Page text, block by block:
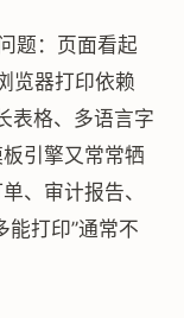
题：页面看起
览器打印依赖
表格、多语言字
引擎又常常牺
、审计报告、
能打印”通常不